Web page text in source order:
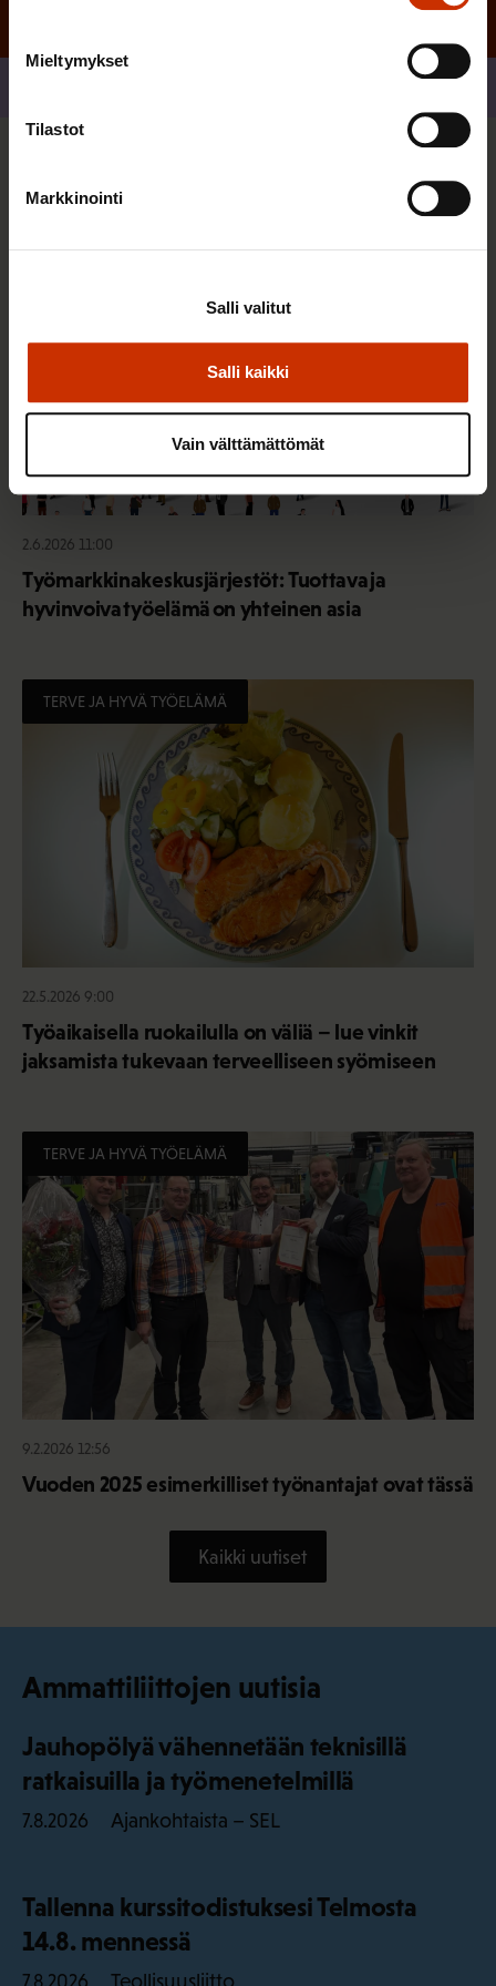
Mieltymykset
Tilastot
Markkinointi
Salli kaikki
Salli valitut
Vain välttämättömät
TERVE JA HYVÄ TYÖELÄMÄ
2.6.2026 11:00
Työmarkkinakeskusjärjestöt: Tuottava ja
hyvinvoiva työelämä on yhteinen asia
TERVE JA HYVÄ TYÖELÄMÄ
22.5.2026 9:00
Työaikaisella ruokailulla on väliä – lue vinkit
jaksamista tukevaan terveelliseen syömiseen
TERVE JA HYVÄ TYÖELÄMÄ
9.2.2026 12:56
Vuoden 2025 esimerkilliset työnantajat ovat tässä
Kaikki uutiset
Ammattiliittojen uutisia
Jauhopölyä vähennetään teknisillä
ratkaisuilla ja työmenetelmillä
7.8.2026 Ajankohtaista – SEL
Tallenna kurssitodistuksesi Telmosta
14.8. mennessä
7.8.2026 Teollisuusliitto